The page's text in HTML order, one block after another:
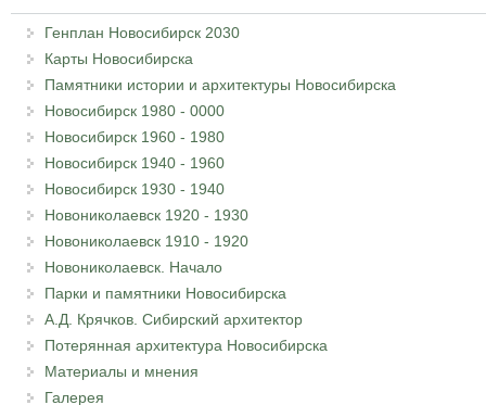
Генплан Новосибирск 2030
Карты Новосибирска
Памятники истории и архитектуры Новосибирска
Новосибирск 1980 - 0000
Новосибирск 1960 - 1980
Новосибирск 1940 - 1960
Новосибирск 1930 - 1940
Новониколаевск 1920 - 1930
Новониколаевск 1910 - 1920
Новониколаевск. Начало
Парки и памятники Новосибирска
А.Д. Крячков. Сибирский архитектор
Потерянная архитектура Новосибирска
Материалы и мнения
Галерея